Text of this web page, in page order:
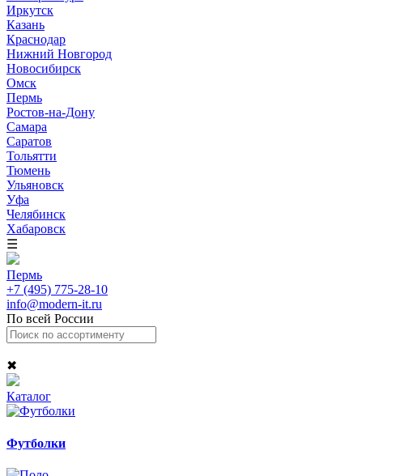
Иркутск
Казань
Краснодар
Нижний Новгород
Новосибирск
Омск
Пермь
Ростов-на-Дону
Самара
Саратов
Тольятти
Тюмень
Ульяновск
Уфа
Челябинск
Хабаровск
☰
Пермь
+7 (495) 775-28-10
info@modern-it.ru
По всей России
✖
Каталог
Футболки